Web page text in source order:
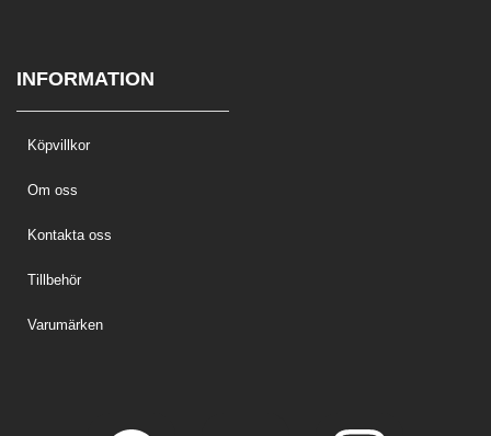
INFORMATION
Köpvillkor
Om oss
Kontakta oss
Tillbehör
Varumärken